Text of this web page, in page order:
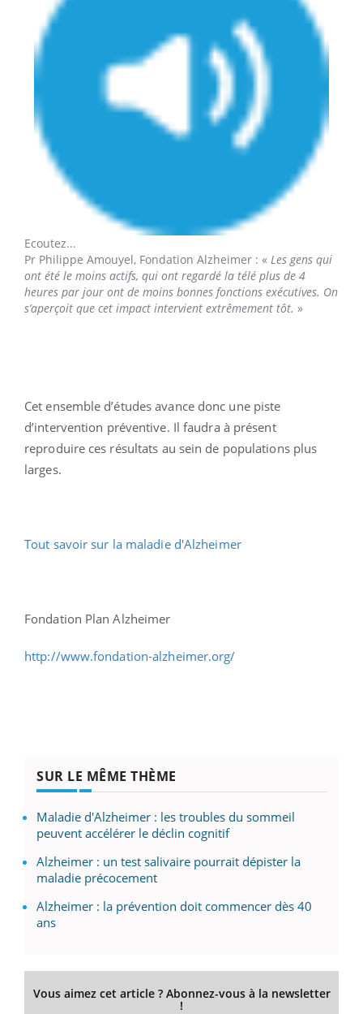
Ecoutez...
Pr Philippe Amouyel, Fondation Alzheimer : « Les gens qui
ont été le moins actifs, qui ont regardé la télé plus de 4
heures par jour ont de moins bonnes fonctions exécutives. On
s’aperçoit que cet impact intervient extrêmement tôt. »
Cet ensemble d’études avance donc une piste
d’intervention préventive. Il faudra à présent
reproduire ces résultats au sein de populations plus
larges.
Tout savoir sur la maladie d'Alzheimer
Fondation Plan Alzheimer
http://www.fondation-alzheimer.org/
SUR LE MÊME THÈME
Maladie d'Alzheimer : les troubles du sommeil
peuvent accélérer le déclin cognitif
Alzheimer : un test salivaire pourrait dépister la
maladie précocement
Alzheimer : la prévention doit commencer dès 40
ans
Vous aimez cet article ? Abonnez-vous à la newsletter
!